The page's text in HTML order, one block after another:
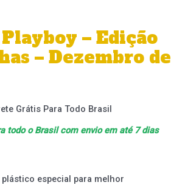
– Edição
– Dezembro de
Grátis Para Todo Brasil
todo o Brasil com envio em até 7 dias
plástico especial para melhor